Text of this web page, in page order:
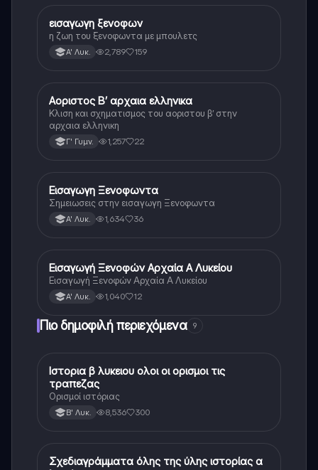
Αρχαία Ελληνικά
εισαγωγη ξενοφων
η ζωη του ξενοφωντα με μπουλετς
Α' Λυκ. 2,789 159
Αρχαία Ελληνικά
Αοριστος Β’ αρχαια ελληνικα
Κλιση και σχηματισμος του αοριστου β’ στην
αρχαια ελληνικη
Γ' Γυμν. 1,257 22
Αρχαία Ελληνικά
Εισαγωγη Ξενοφωντα
Σημειωσεις στην εισαγωγη Ξενοφωντα
Α' Λυκ. 1,634 36
Αρχαία Ελληνικά
Εισαγωγή Ξενοφών Αρχαία Α Λυκείου
Εισαγωγή Ξενοφών Αρχαία Α Λυκείου
Α' Λυκ. 1,040 12
Πιο δημοφιλή περιεχόμενα 9
Ιστορία
Ιστορια β λυκειου ολοι οι ορισμοι τις
τραπεζας
Ορισμοί ιστόριας
Β' Λυκ. 8,536 300
Ιστορία
Σχεδιαγράμματα όλης της ύλης ιστορίας α